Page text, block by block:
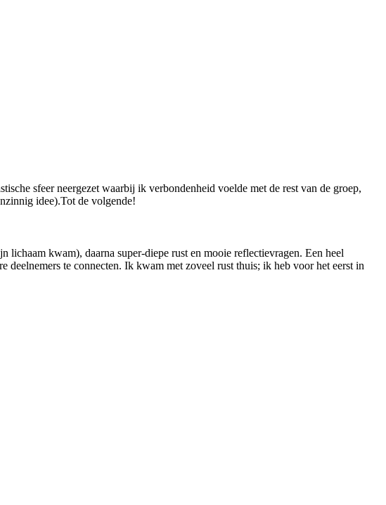
sfeer neergezet waarbij ik verbondenheid voelde met de rest van de groep,
idee).Tot de volgende!
kwam), daarna super-diepe rust en mooie reflectievragen. Een heel
te connecten. Ik kwam met zoveel rust thuis; ik heb voor het eerst in